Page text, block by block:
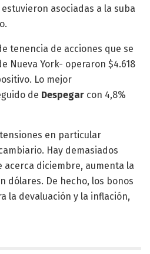
estuvieron asociadas a la suba
tenencia de acciones que se
Nueva York- operaron $4.618
Lo mejor
de Despegar con 4,8%
en particular
Hay demasiados
acerca diciembre, aumenta la
dólares. De hecho, los bonos
la devaluación y la inflación,